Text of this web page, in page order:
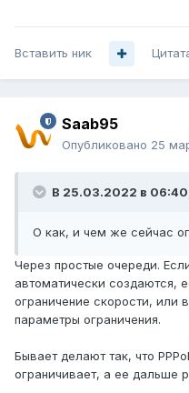
Вставить ник
Saab95
Опубликовано 25
В 25.03.2022 в
О как, и чем же сейчас
Через простые очереди.
автоматически создаются,
ограничение скорости, или
параметры ограничения.
Бывает делают так, что
ограничивает, а ее дальше